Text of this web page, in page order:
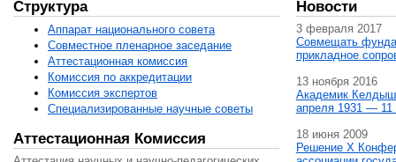
Структура
Аппарат национального совета
Совместное пленарное заседание
Аттестационная комисcия
Комиссия по аккредитации
Комиссия экспертов
Специализированные научные советы
Аттестационная Комиссия
Новости
3 февраля 2017
Совмещать
прикладное
13 ноября 2016
Академик
апреля 1931 — 11
18 июня 2009
Решение X